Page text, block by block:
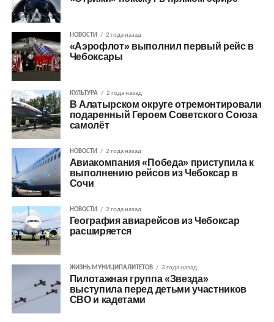
НОВОСТИ 2 года назад
«Аэрофлот» выполнил первый рейс в
Чебоксары
КУЛЬТУРА 2 года назад
В Алатырском округе отремонтировали
подаренный Героем Советского Союза
самолёт
НОВОСТИ 2 года назад
Авиакомпания «Победа» приступила к
выполнению рейсов из Чебоксар в
Сочи
НОВОСТИ 2 года назад
География авиарейсов из Чебоксар
расширяется
ЖИЗНЬ МУНИЦИПАЛИТЕТОВ 3 года назад
Пилотажная группа «Звезда»
выступила перед детьми участников
СВО и кадетами